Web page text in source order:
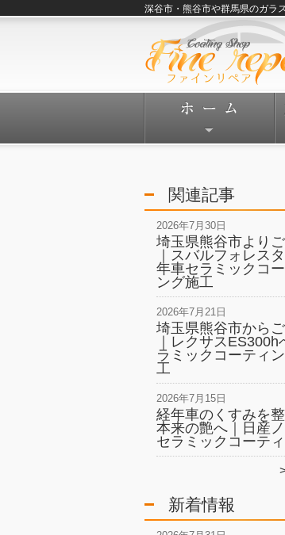
深谷市・熊谷市や群馬県のガラ
関連記事
2026年7月30日
埼玉県熊谷市より
｜スバルフォレス
年車セラミックコ
ング施工
2026年7月21日
埼玉県熊谷市から
｜レクサスES300h
ラミックコーティ
工
2026年7月15日
経年車のくすみを整
本来の艶へ｜日産
セラミックコーテ
新着情報